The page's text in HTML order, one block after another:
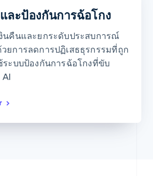
รายการที่ตรงกับกฎ การเปลี่ยนแปลง
679
ญาต
1,015 0
จสอบ
ละป้องกันการฉ้อโกง
นคืนและยกระดับประสบการณ์
ยการลดการปฏิเสธธุรกรรมที่ถูก
ระบบป้องกันการฉ้อโกงที่ขับ